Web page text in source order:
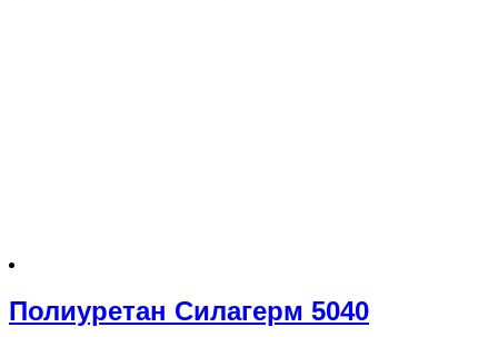
Полиуретан Силагерм 5040